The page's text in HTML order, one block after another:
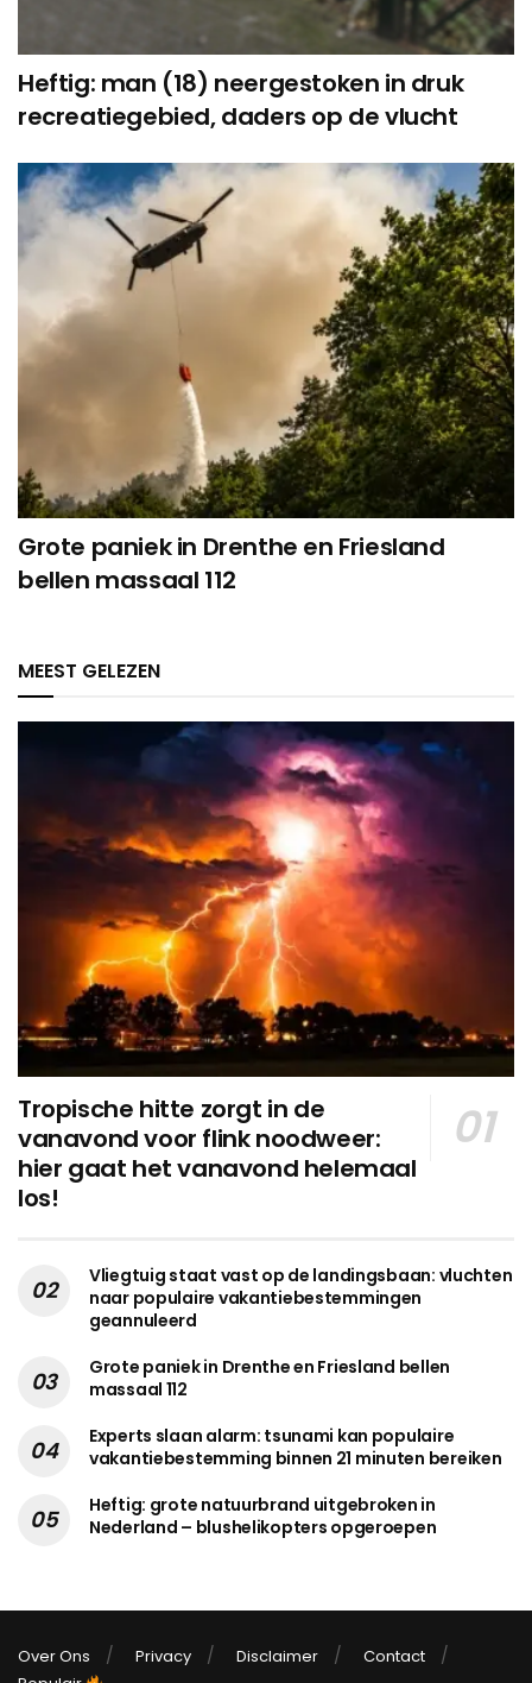
Heftig: man (18) neergestoken in druk
recreatiegebied, daders op de vlucht
Grote paniek in Drenthe en Friesland
bellen massaal 112
MEEST GELEZEN
Tropische hitte zorgt in de
vanavond voor flink noodweer:
hier gaat het vanavond helemaal
los!
Vliegtuig staat vast op de landingsbaan: vluchten
naar populaire vakantiebestemmingen
geannuleerd
Grote paniek in Drenthe en Friesland bellen
massaal 112
Experts slaan alarm: tsunami kan populaire
vakantiebestemming binnen 21 minuten bereiken
Heftig: grote natuurbrand uitgebroken in
Nederland – blushelikopters opgeroepen
Over Ons Privacy Disclaimer
Contact